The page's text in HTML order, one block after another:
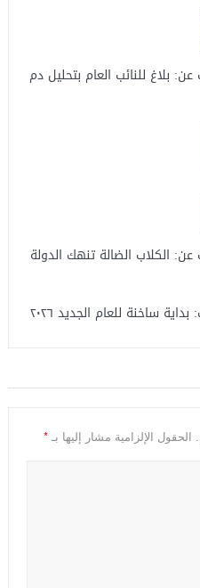
بلاغ للنائب العام بتحليل دم
الكلاب الضالة تنهك الدولة
ساخنة للعام الجديد ٢٠٢٦
الحقول الإلزامية مشار إليها بـ *